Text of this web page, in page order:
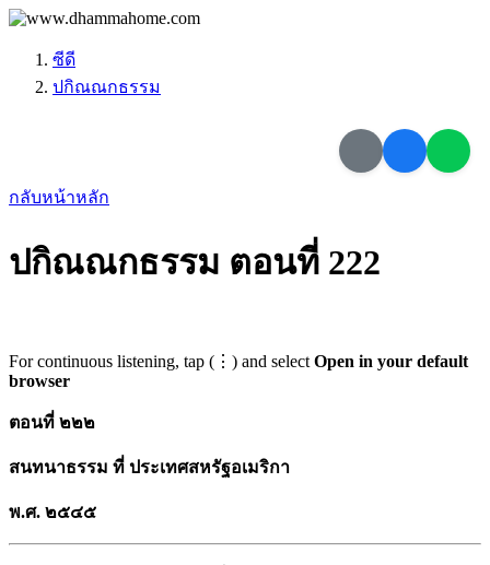
ซีดี
ปกิณณกธรรม
กลับหน้าหลัก
ปกิณณกธรรม ตอนที่ 222
For continuous listening, tap (⋮) and select Open in your default
browser
ตอนที่ ๒๒๒
สนทนาธรรม ที่ ประเทศสหรัฐอเมริกา
พ.ศ. ๒๕๔๕